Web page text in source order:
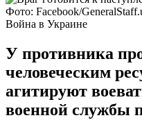
Фото: Facebook/
Война в Украине
У противника
человеческим
агитируют
военной службы